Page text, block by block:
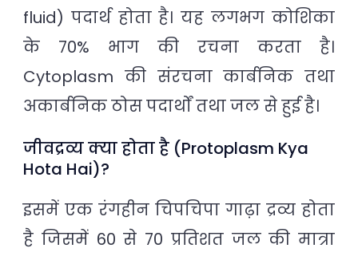
fluid) पदार्थ होता है। यह लगभग कोशिका
के 70% भाग की रचना करता है।
Cytoplasm की संरचना कार्बनिक तथा
अकार्बनिक ठोस पदार्थों तथा जल से हुई है।
जीवद्रव्य क्या होता है (Protoplasm Kya
Hota Hai)?
इसमें एक रंगहीन चिपचिपा गाढ़ा द्रव्य होता
है जिसमें 60 से 70 प्रतिशत जल की मात्रा